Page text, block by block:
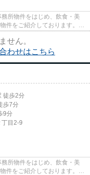
所物件をはじめ、飲食・美
件をご紹介しております。
せん。
わせはこちら
徒歩2分
歩7分
9分
丁目2-9
所物件をはじめ、飲食・美
件をご紹介しております。